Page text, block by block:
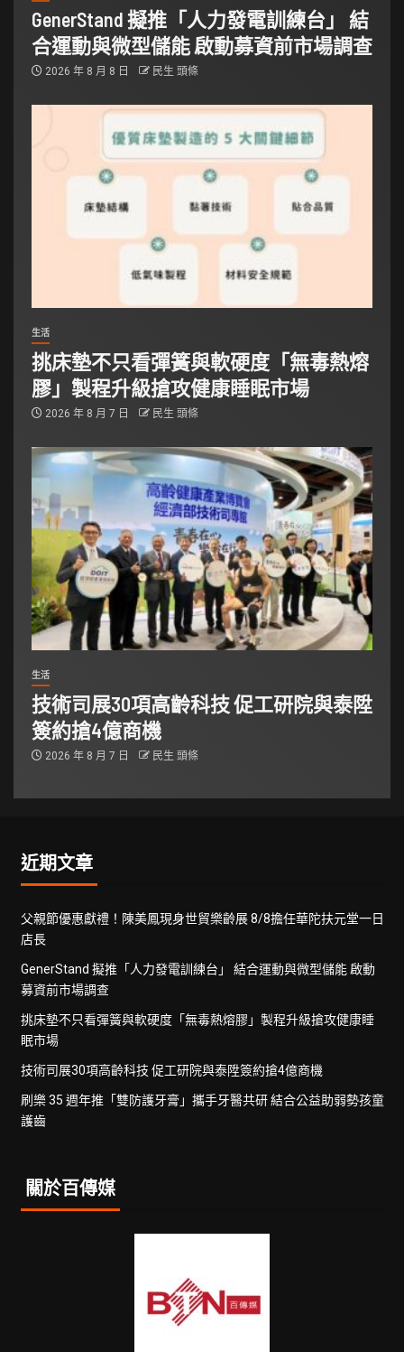
GenerStand 擬推「人力發電訓練台」 結
合運動與微型儲能 啟動募資前市場調查
2026 年 8 月 8 日 民生 頭條
生活
挑床墊不只看彈簧與軟硬度「無毒熱熔
膠」製程升級搶攻健康睡眠市場
2026 年 8 月 7 日 民生 頭條
生活
技術司展30項高齡科技 促工研院與泰陞
簽約搶4億商機
2026 年 8 月 7 日 民生 頭條
近期文章
父親節優惠獻禮！陳美鳳現身世貿樂齡展 8/8擔任華陀扶元堂一日
店長
GenerStand 擬推「人力發電訓練台」 結合運動與微型儲能 啟動
募資前市場調查
挑床墊不只看彈簧與軟硬度「無毒熱熔膠」製程升級搶攻健康睡
眠市場
技術司展30項高齡科技 促工研院與泰陞簽約搶4億商機
刷樂 35 週年推「雙防護牙膏」攜手牙醫共研 結合公益助弱勢孩童
護齒
關於百傳媒